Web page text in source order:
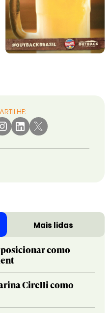
Mais lidas
como
Cirelli como